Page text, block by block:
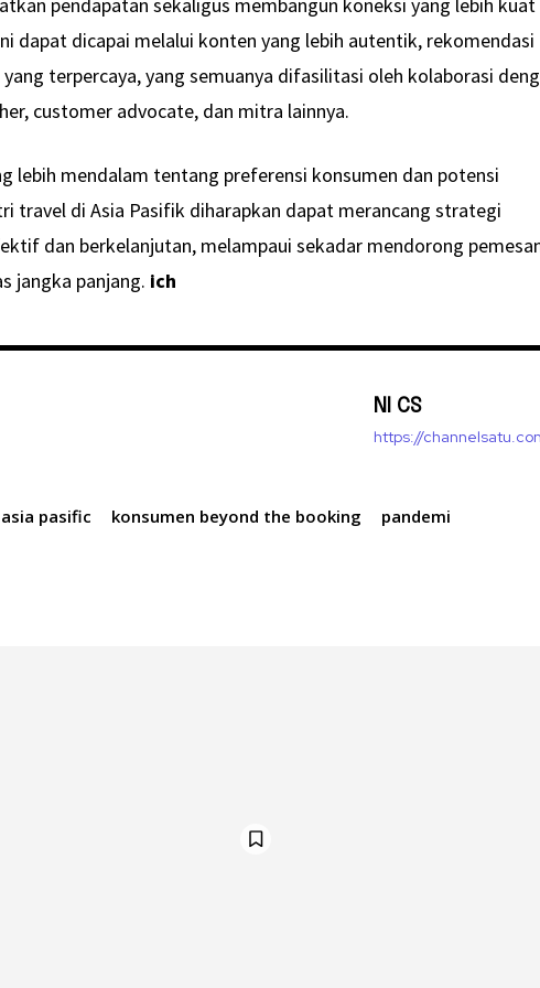
dapat dicapai melalui konten yang lebih autentik, rekomendasi
yang terpercaya, yang semuanya difasilitasi oleh kolaborasi
customer advocate, dan mitra lainnya.
lebih mendalam tentang preferensi konsumen dan potensi
travel di Asia Pasifik diharapkan dapat merancang strategi
dan berkelanjutan, melampaui sekadar mendorong
jangka panjang. ich
NI CS
https://
pasific konsumen beyond the booking pandemi